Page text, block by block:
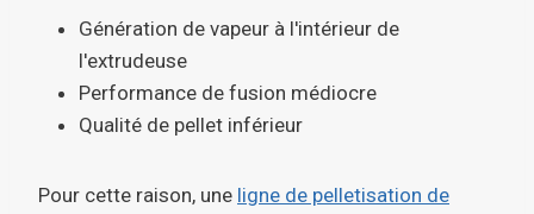
Génération de vapeur à l'intérieur de
l'extrudeuse
Performance de fusion médiocre
Qualité de pellet inférieur
Pour cette raison, une ligne de pelletisation de